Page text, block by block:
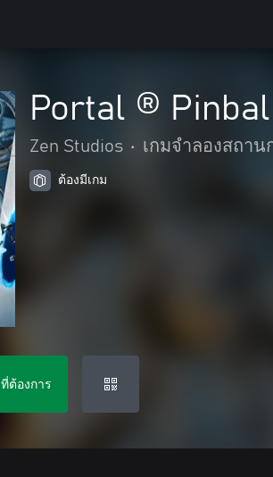
Portal ®
Zen Studios • เกมจำลองสถา
ต้องมีเกม
ต้องการ